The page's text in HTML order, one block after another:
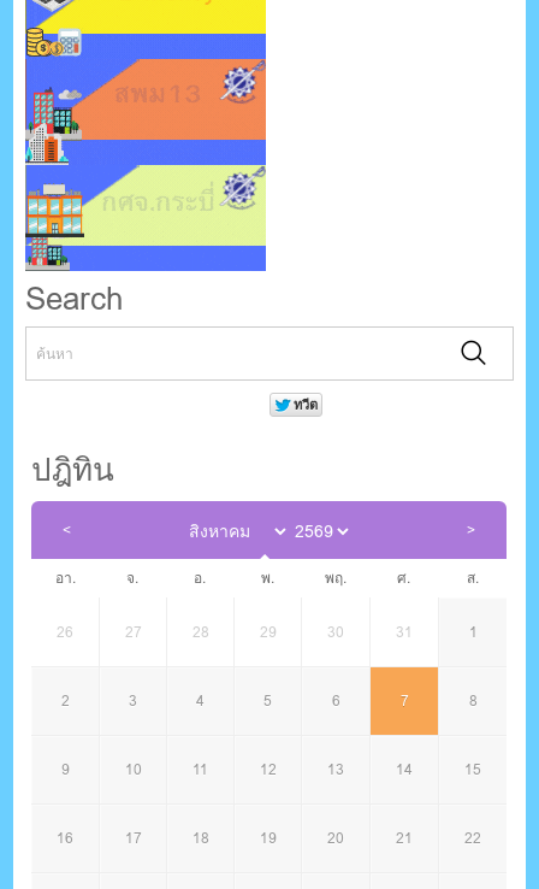
Search
ปฎิทิน
อา. จ. อ. พ. พฤ. ศ. ส.
26 27 28 29 30 31 1
2 3 4 5 6 7 8
9 10 11 12 13 14 15
16 17 18 19 20 21 22